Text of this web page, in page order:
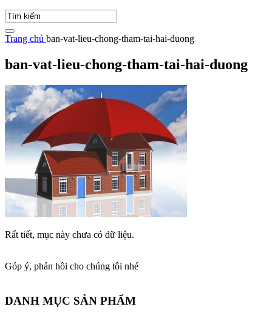
Trang chủ ban-vat-lieu-chong-tham-tai-hai-duong
ban-vat-lieu-chong-tham-tai-hai-duong
Rất tiết, mục này chưa có dữ liệu.
Góp ý, phản hồi cho chúng tôi nhé
DANH MỤC SẢN PHẨM